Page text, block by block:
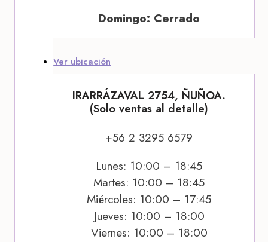
Domingo: Cerrado
Ver ubicación
IRARRÁZAVAL 2754, ÑUÑOA.
(Solo ventas al detalle)
+56 2 3295 6579
Lunes: 10:00 – 18:45
Martes: 10:00 – 18:45
Miércoles: 10:00 – 17:45
Jueves: 10:00 – 18:00
Viernes: 10:00 – 18:00